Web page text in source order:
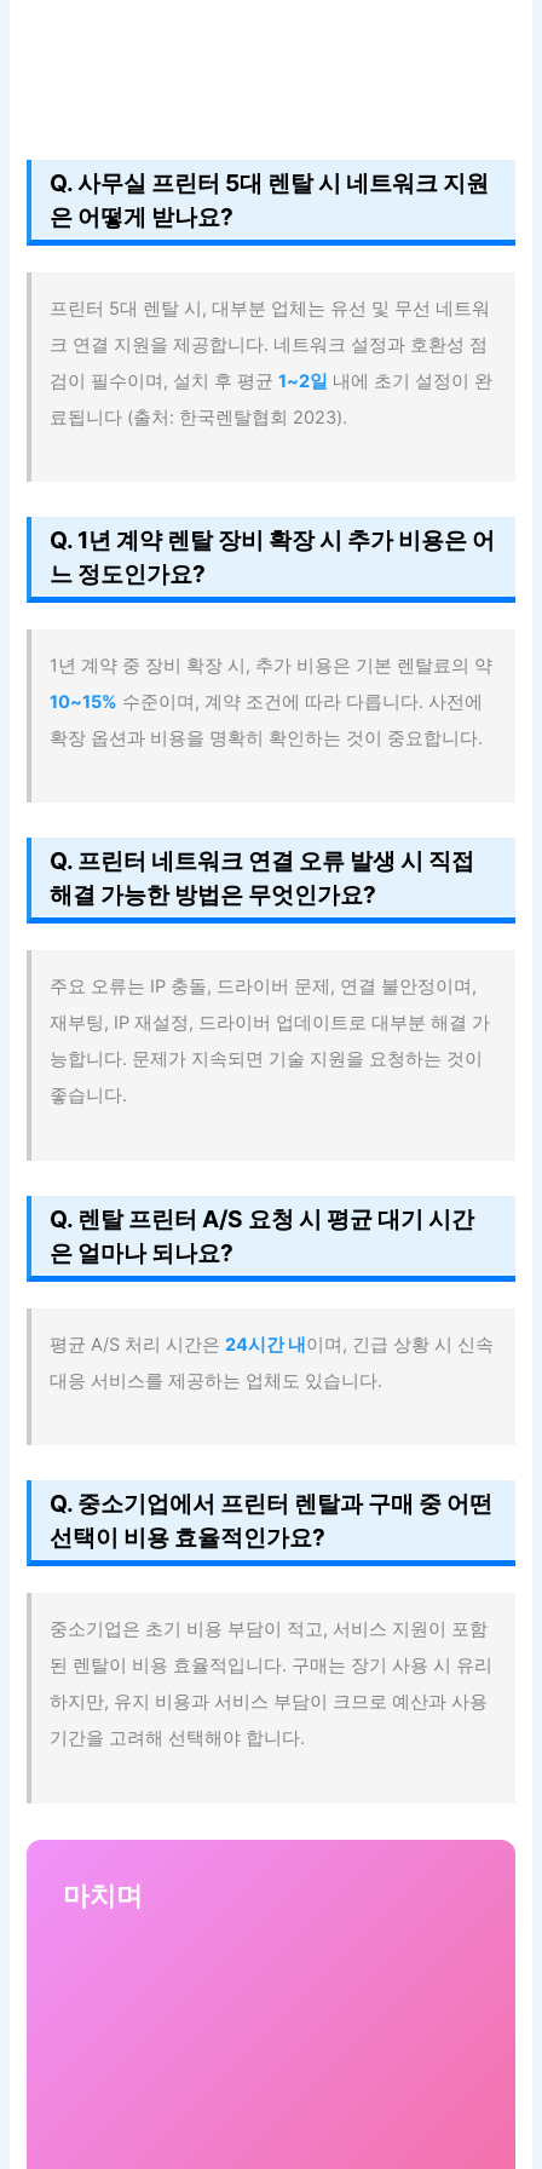
Q. 사무실 프린터 5대 렌탈 시 네트워크 지원
은 어떻게 받나요?
프린터 5대 렌탈 시, 대부분 업체는 유선 및 무선 네트워
크 연결 지원을 제공합니다. 네트워크 설정과 호환성 점
검이 필수이며, 설치 후 평균1~2일 내에 초기 설정이 완
료됩니다 (출처: 한국렌탈협회 2023).
Q. 1년 계약 렌탈 장비 확장 시 추가 비용은 어
느 정도인가요?
1년 계약 중 장비 확장 시, 추가 비용은 기본 렌탈료의 약
10~15% 수준이며, 계약 조건에 따라 다릅니다. 사전에
확장 옵션과 비용을 명확히 확인하는 것이 중요합니다.
Q. 프린터 네트워크 연결 오류 발생 시 직접
해결 가능한 방법은 무엇인가요?
주요 오류는 IP 충돌, 드라이버 문제, 연결 불안정이며,
재부팅, IP 재설정, 드라이버 업데이트로 대부분 해결 가
능합니다. 문제가 지속되면 기술 지원을 요청하는 것이
좋습니다.
Q. 렌탈 프린터 A/S 요청 시 평균 대기 시간
은 얼마나 되나요?
평균 A/S 처리 시간은24시간 내이며, 긴급 상황 시 신속
대응 서비스를 제공하는 업체도 있습니다.
Q. 중소기업에서 프린터 렌탈과 구매 중 어떤
선택이 비용 효율적인가요?
중소기업은 초기 비용 부담이 적고, 서비스 지원이 포함
된 렌탈이 비용 효율적입니다. 구매는 장기 사용 시 유리
하지만, 유지 비용과 서비스 부담이 크므로 예산과 사용
기간을 고려해 선택해야 합니다.
마치며